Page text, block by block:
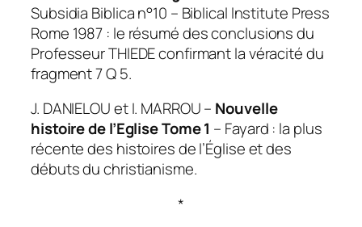
Subsidia Biblica n°10 – Biblical lnstitute Press
Rome 1987 : le résumé des conclusions du
Professeur THlEDE confirmant la véracité du
fragment 7 Q 5.
J. DANIELOU et I. MARROU – Nouvelle
histoire de l’Eglise Tome 1 – Fayard : la plus
récente des histoires de l’Église et des
débuts du christianisme.
*